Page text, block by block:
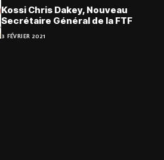
Kossi Chris Dakey, Nouveau
Secrétaire Général de la FTF
3 FÉVRIER 2021